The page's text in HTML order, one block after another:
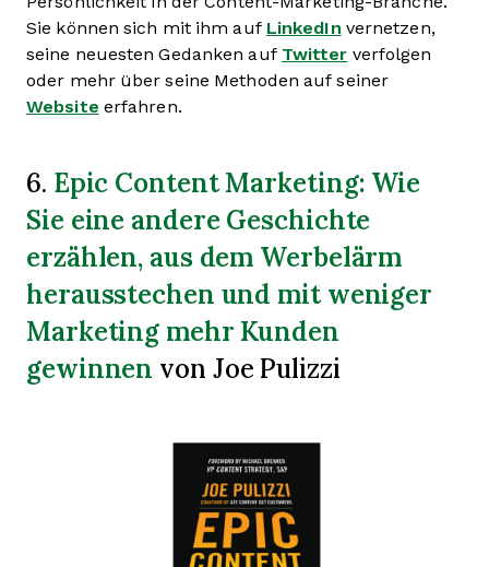
Sie können sich mit ihm auf LinkedIn vernetzen,
seine neuesten Gedanken auf Twitter verfolgen
oder mehr über seine Methoden auf seiner
Website erfahren.
6. Epic Content Marketing: Wie
Sie eine andere Geschichte
erzählen, aus dem Werbelärm
herausstechen und mit weniger
Marketing mehr Kunden
gewinnen von Joe Pulizzi